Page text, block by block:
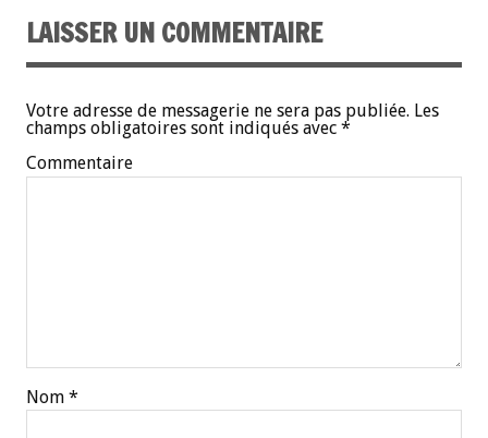
LAISSER UN COMMENTAIRE
Votre adresse de messagerie ne sera pas publiée. Les
champs obligatoires sont indiqués avec *
Commentaire
Nom *